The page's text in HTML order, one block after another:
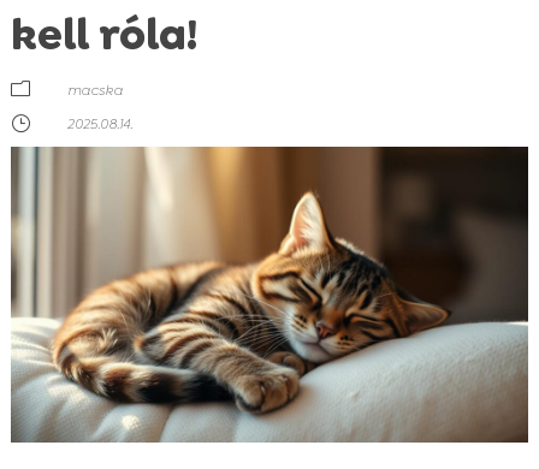
kell róla!
m
macska
}
2025.08.14.